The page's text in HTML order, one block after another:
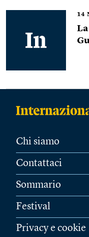
14
Chi siamo
Contattaci
Sommario
Festival
Privacy e cookie